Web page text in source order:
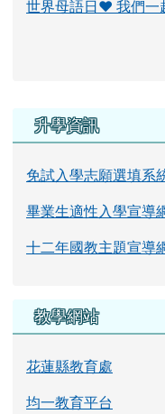
世界母語日♥ 我們一
右邊區域內容
升學資訊
免試入學志願選填系
畢業生適性入學宣導
十二年國教主題宣導
教學網站
花蓮縣教育處
均一教育平台